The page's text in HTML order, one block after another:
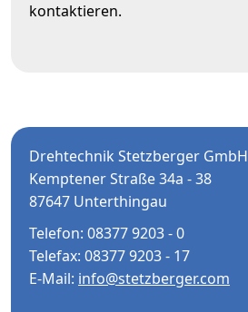
kontaktieren.
Drehtechnik Stetzberger GmbH
Kemptener Straße 34a - 38
87647 Unterthingau
Telefon: 08377 9203 - 0
Telefax: 08377 9203 - 17
E-Mail: info@stetzberger.com